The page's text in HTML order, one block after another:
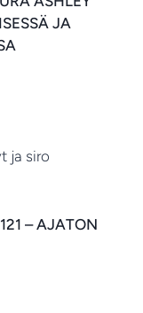
JA
– AJATON